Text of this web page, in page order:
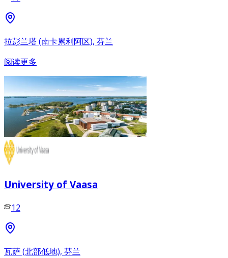
拉彭兰塔 (南卡累利阿区), 芬兰
阅读更多
University of Vaasa
12
瓦萨 (北部低地), 芬兰